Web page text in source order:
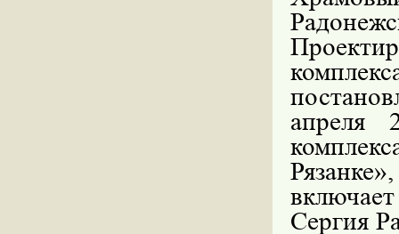
апреля
Сергия